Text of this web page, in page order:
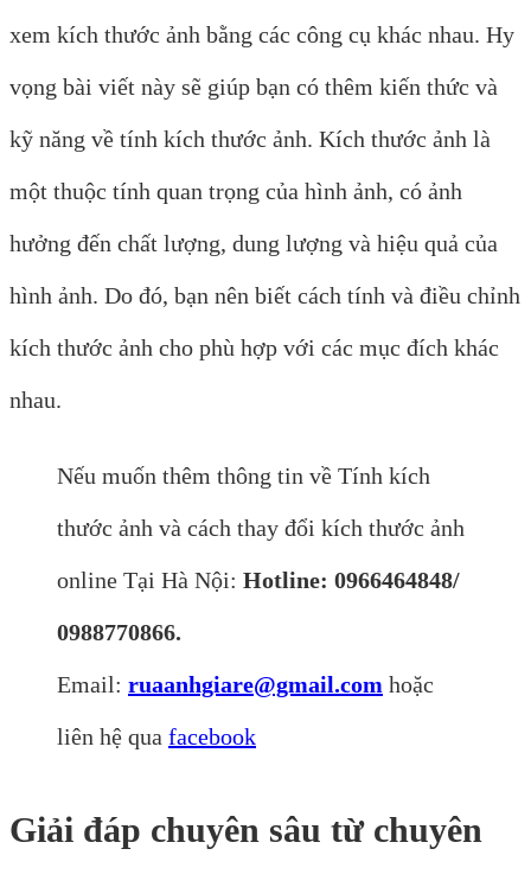
xem kích thước ảnh bằng các công cụ khác nhau. Hy
vọng bài viết này sẽ giúp bạn có thêm kiến thức và
kỹ năng về tính kích thước ảnh. Kích thước ảnh là
một thuộc tính quan trọng của hình ảnh, có ảnh
hưởng đến chất lượng, dung lượng và hiệu quả của
hình ảnh. Do đó, bạn nên biết cách tính và điều chỉnh
kích thước ảnh cho phù hợp với các mục đích khác
nhau.
Nếu muốn thêm thông tin về Tính kích
thước ảnh và cách thay đổi kích thước ảnh
online Tại Hà Nội: Hotline: 0966464848/
0988770866.
Email: ruaanhgiare@gmail.com hoặc
liên hệ qua facebook
Giải đáp chuyên sâu từ chuyên